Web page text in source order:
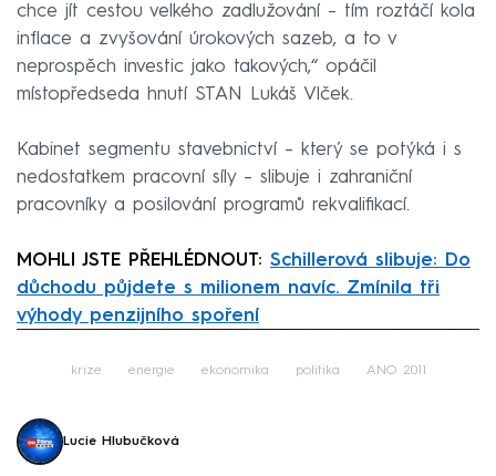
chce jít cestou velkého zadlužování – tím roztáčí kola
inflace a zvyšování úrokových sazeb, a to v
neprospěch investic jako takových,“ opáčil
místopředseda hnutí STAN Lukáš Vlček.
Kabinet segmentu stavebnictví – který se potýká i s
nedostatkem pracovní síly – slibuje i zahraniční
pracovníky a posilování programů rekvalifikací.
MOHLI JSTE PŘEHLÉDNOUT: Schillerová slibuje: Do
důchodu půjdete s milionem navíc. Zmínila tři
výhody penzijního spoření
krize energie ekonomika politika ANO 2011
Lucie Hlubučková